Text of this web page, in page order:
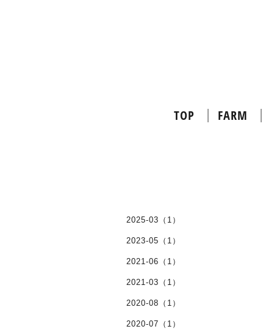
TOP FARM
2025-03（1）
2023-05（1）
2021-06（1）
2021-03（1）
2020-08（1）
2020-07（1）